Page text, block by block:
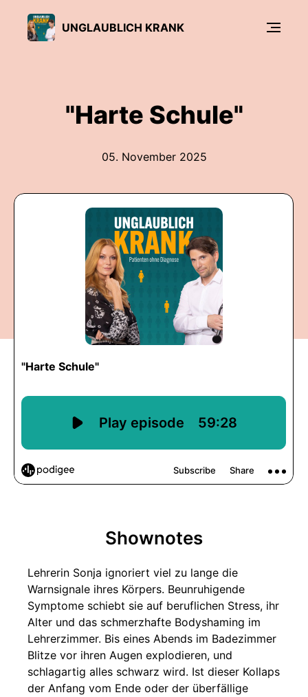
UNGLAUBLICH KRANK
"Harte Schule"
05. November 2025
Shownotes
Lehrerin Sonja ignoriert viel zu lange die
Warnsignale ihres Körpers. Beunruhigende
Symptome schiebt sie auf beruflichen Stress, ihr
Alter und das schmerzhafte Bodyshaming im
Lehrerzimmer. Bis eines Abends im Badezimmer
Blitze vor ihren Augen explodieren, und
schlagartig alles schwarz wird. Ist dieser Kollaps
der Anfang vom Ende oder der überfällige